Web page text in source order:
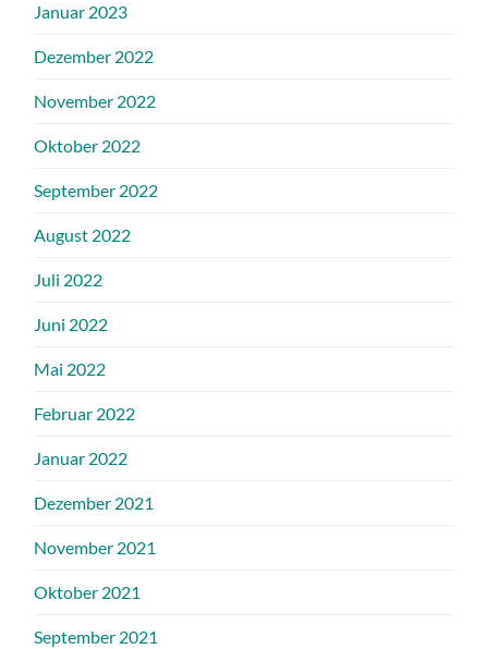
Januar 2023
Dezember 2022
November 2022
Oktober 2022
September 2022
August 2022
Juli 2022
Juni 2022
Mai 2022
Februar 2022
Januar 2022
Dezember 2021
November 2021
Oktober 2021
September 2021